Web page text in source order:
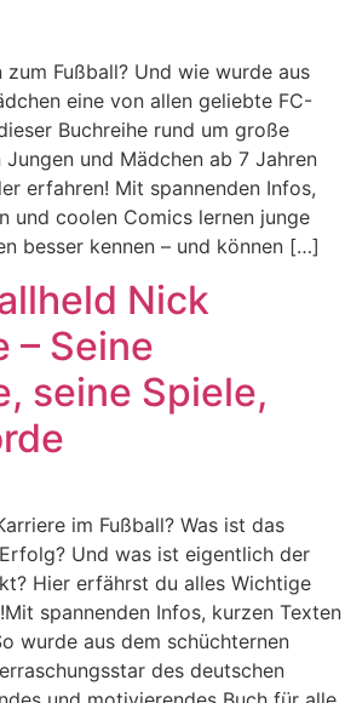
Fußball? Und wie wurde aus
eine von allen geliebte FC-
Buchreihe rund um große
Jungen und Mädchen ab 7 Jahren
erfahren! Mit spannenden Infos,
und coolen Comics lernen junge
besser kennen – und können […]
Nick
– Seine
seine Spiele,
im Fußball? Was ist das
Und was ist eigentlich der
Hier erfährst du alles Wichtige
spannenden Infos, kurzen Texten
wurde aus dem schüchternen
des deutschen